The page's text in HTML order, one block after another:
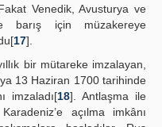
Venedik, Avusturya ve
barış için müzakereye
17].
bir mütareke imzalayan,
13 Haziran 1700 tarihinde
imzaladı[18]. Antlaşma ile
açılma imkânı